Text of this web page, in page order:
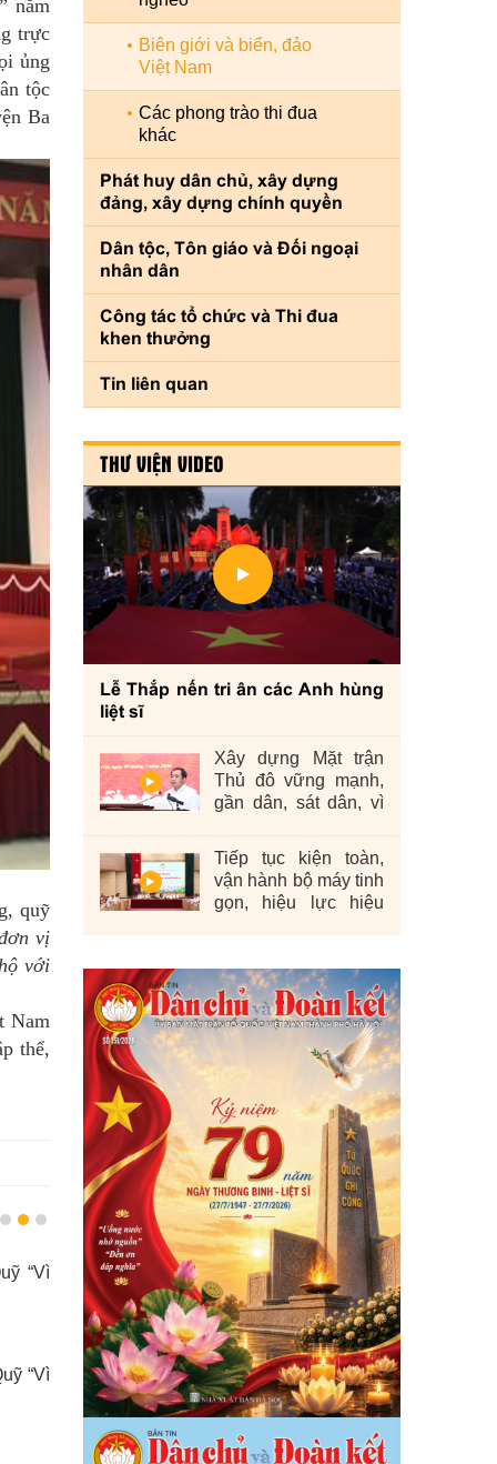
năm
trực
ủng
tộc
Ba
quỹ
vị
với
Nam
thể,
“Vì
“Vì
Quận Hoàn Kiếm tiếp nhận đợt 2
Quỹ “Vì biển, đảo Việt Nam” được
đồng22/05/2023 - 918 lượt xem
Cán bộ Mặt trận Thủ đô với biển,
hương
30/04/2023 - 1.081 lượt xem
Biên giới và biển, đảo
Việt Nam
Các phong trào thi đua
khác
Phát huy dân chủ, xây dựng
đảng, xây dựng chính quyền
Dân tộc, Tôn giáo và Đối ngoại
nhân dân
Công tác tổ chức và Thi đua
khen thưởng
Tin liên quan
THƯ VIỆN VIDEO
Lễ Thắp nến tri ân các Anh hùng
liệt sĩ
Xây dựng Mặt trận
Thủ đô vững mạnh,
gần dân, sát dân, vì
Tiếp tục kiện toàn,
vận hành bộ máy tinh
gọn, hiệu lực hiệu